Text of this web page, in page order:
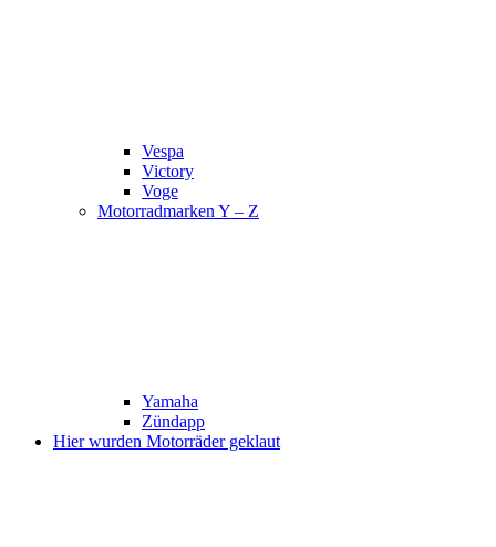
Vespa
Victory
Voge
Motorradmarken Y – Z
Yamaha
Zündapp
Hier wurden Motorräder geklaut